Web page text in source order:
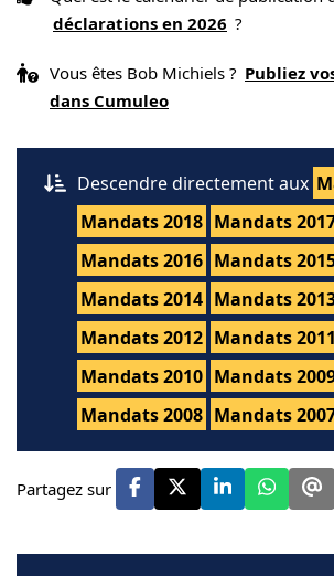
déclarations en 2026 ?
Vous êtes Bob Michiels ? Publiez
dans Cumuleo
Descendre directement aux
Mandats 2018 Mandats
Mandats 2016 Mandats
Mandats 2014 Mandats
Mandats 2012 Mandats 2011
Mandats 2010 Mandats
Mandats 2008 Mandats
Partagez sur